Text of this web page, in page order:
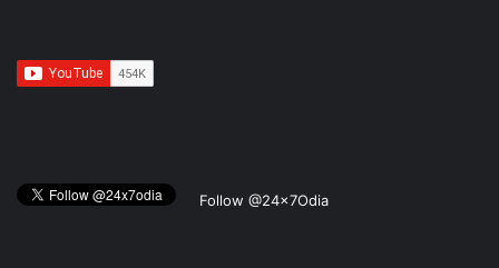
Follow @24x7Odia